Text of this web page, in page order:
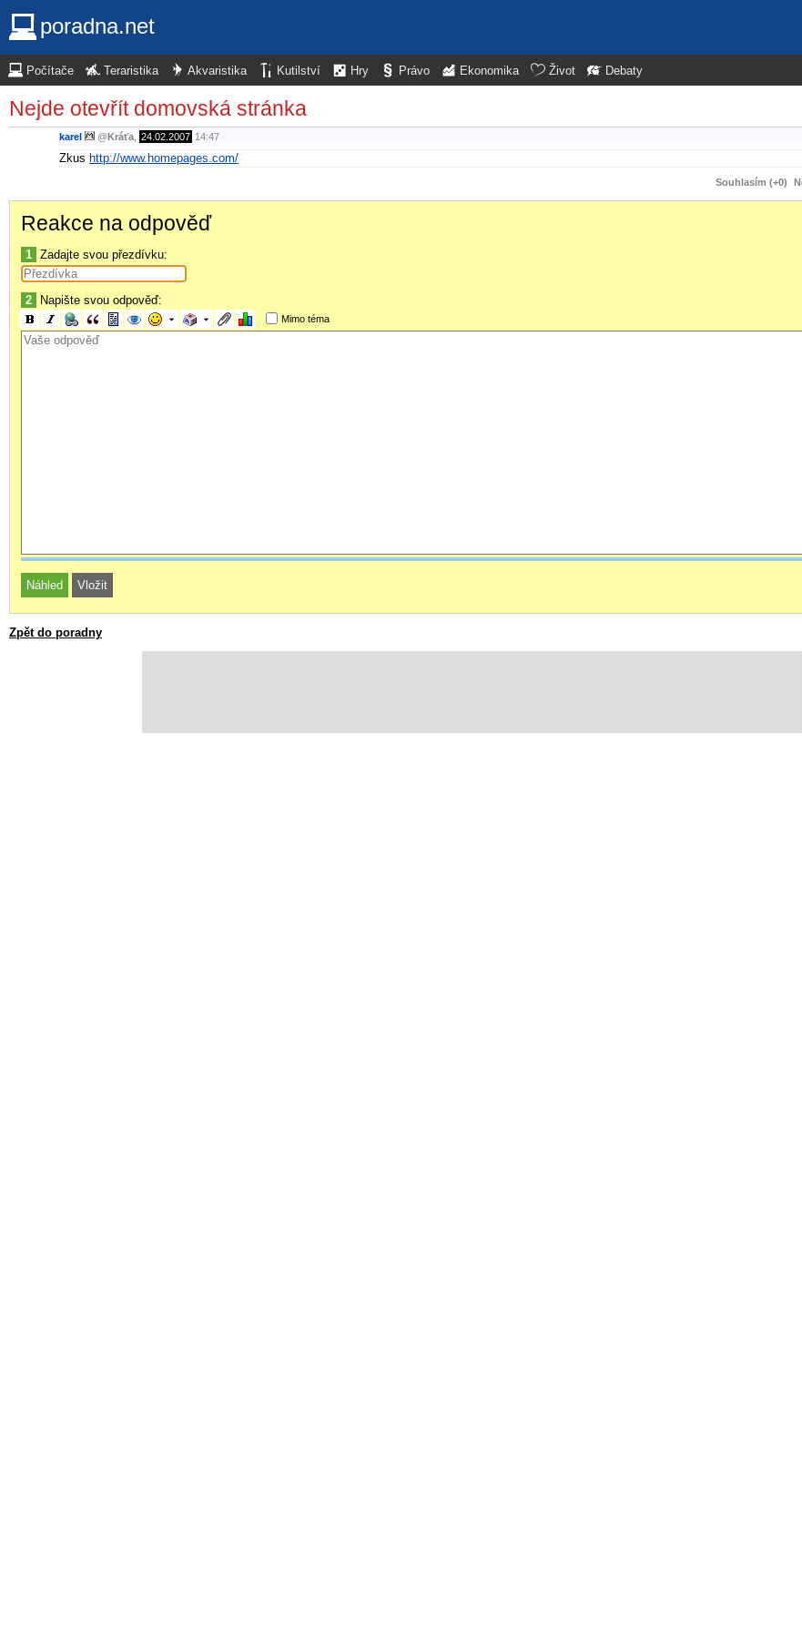
poradna.net
Počítače Teraristika Akvaristika Kutilství Hry Právo Ekonomika Život Debaty
Nejde otevřít domovská stránka
karel @Kráťa 24.02.2007 14:47
Zkus http://www.homepages.com/
Souhlasím (+0)
Reakce na odpověď
1 Zadajte svou přezdívku:
2 Napište svou odpověď:
Mimo téma
Zpět do poradny